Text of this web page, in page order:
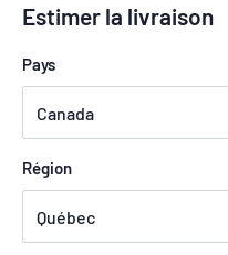
Estimer la livraison
Pays
Région